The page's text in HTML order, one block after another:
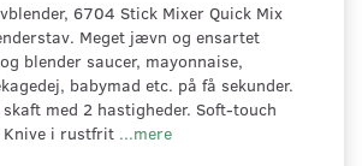
6704 Stick Mixer Quick Mix
Meget jævn og ensartet
blender saucer, mayonnaise,
babymad etc. på få sekunder.
med 2 hastigheder. Soft-touch
i rustfrit ...mere